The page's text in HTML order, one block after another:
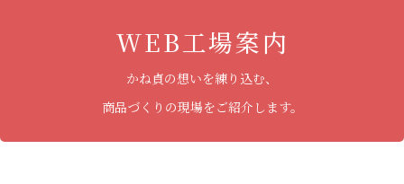
WEB工場案内
かね貞の想いを練り込む、
商品づくりの現場をご紹介します。